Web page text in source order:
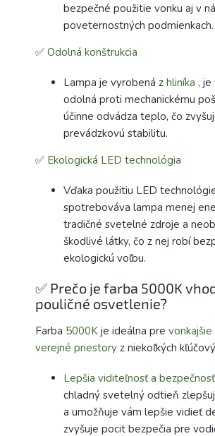
bezpečné použitie vonku aj v
poveternostných podmienkach.
✅ Odolná konštrukcia
Lampa je vyrobená z hliníka , je
odolná proti mechanickému
účinne odvádza teplo, čo
prevádzkovú stabilitu.
✅ Ekologická LED technológia
Vďaka použitiu LED
spotrebováva lampa menej
tradičné svetelné zdroje a
škodlivé látky, čo z nej robí
ekologickú voľbu.
✅ Prečo je farba 5000K
pouličné osvetlenie?
Farba 5000K je ideálna pre
verejné priestory z niekoľkých
Lepšia viditeľnosť a bezpečnosť
chladný svetelný odtieň
a umožňuje vám lepšie vidieť
zvyšuje pocit bezpečia pre